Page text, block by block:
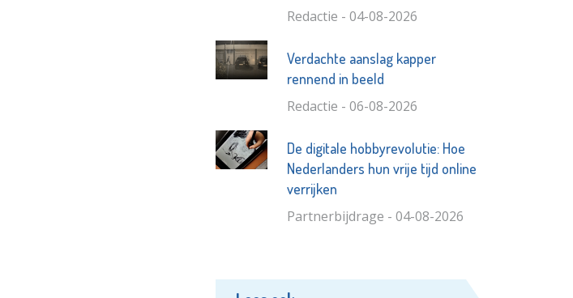
Redactie - 04-08-2026
Verdachte aanslag kapper
rennend in beeld
Redactie - 06-08-2026
De digitale hobbyrevolutie: Hoe
Nederlanders hun vrije tijd online
verrijken
Partnerbijdrage - 04-08-2026